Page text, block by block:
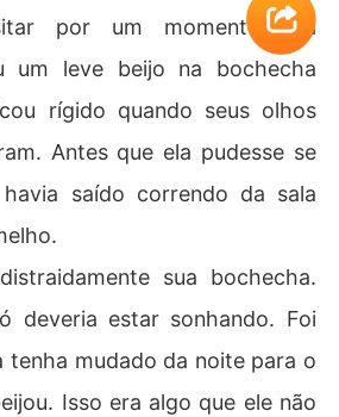
por um momento, ela
um leve beijo na bochecha
rígido quando seus olhos
Antes que ela pudesse se
saído correndo da sala
sua bochecha.
deveria estar sonhando. Foi
tenha mudado da noite para o
Isso era algo que ele não